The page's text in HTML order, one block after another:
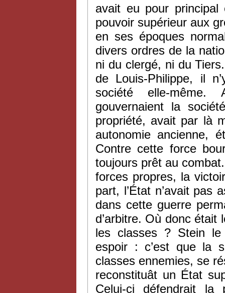
avait eu pour principal
pouvoir supérieur aux
en ses époques
divers ordres de la
ni du clergé, ni du
de Louis-Philippe, il
société elle-même.
gouvernaient la
propriété, avait par là
autonomie ancienne,
Contre cette force
toujours prêt au
forces propres, la
part, l’État n’avait pas
dans cette guerre
d’arbitre. Où donc
les classes ? Stein le
espoir : c’est que la
classes ennemies, se
reconstituât un État
Celui-ci défendrait la